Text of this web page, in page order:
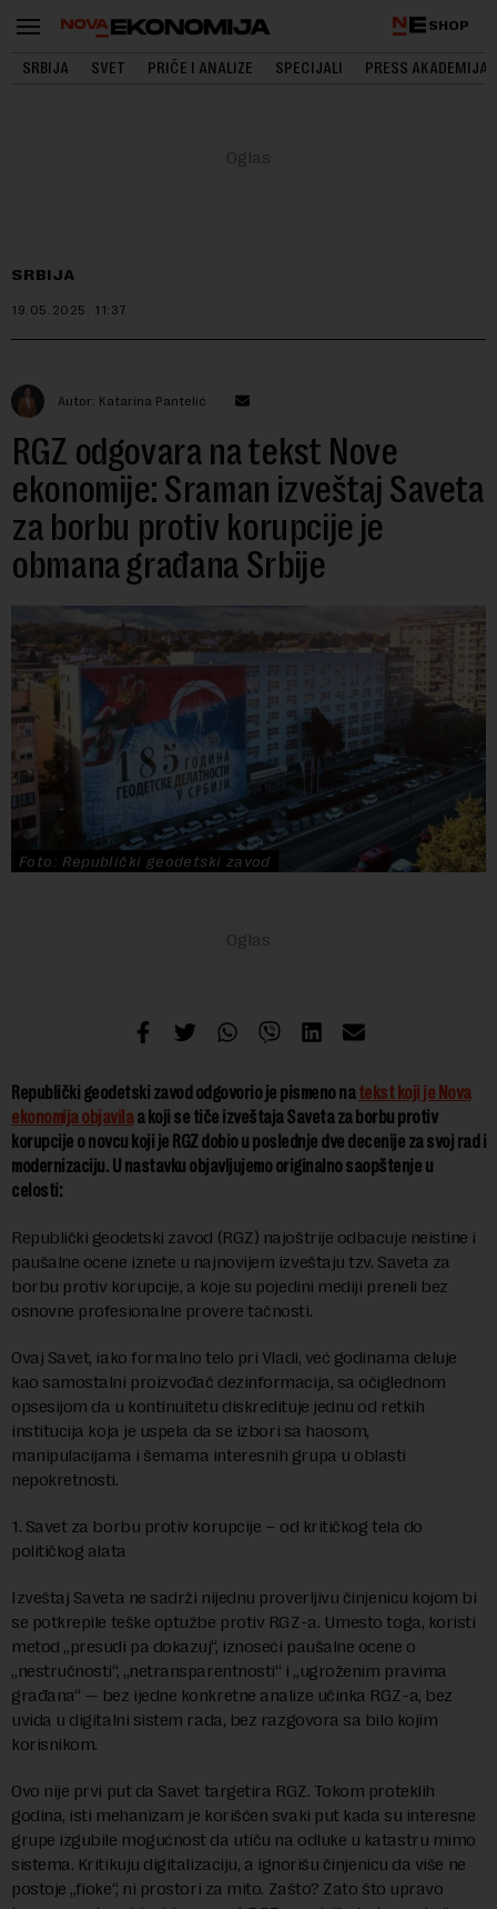
SHOP
SRBIJA SVET PRIČE I ANALIZE SPECIJALI PRESS AKADEMIJA
SRBIJA
19.05.2025. 11:37
Autor: Katarina Pantelić
RGZ odgovara na tekst Nove
ekonomije: Sraman izveštaj Saveta
za borbu protiv korupcije je
obmana građana Srbije
Foto: Republički geodetski zavod
Republički geodetski zavod odgovorio je pismeno natekst koji je Nova
ekonomija objavilaa koji se tiče izveštaja Saveta za borbu protiv
korupcije o novcu koji je RGZ dobio u poslednje dve decenije za svoj rad i
modernizaciju. U nastavku objavljujemo originalno saopštenje u
celosti:
Republički geodetski zavod (RGZ) najoštrije odbacuje neistine i
paušalne ocene iznete u najnovijem izveštaju tzv. Saveta za
borbu protiv korupcije, a koje su pojedini mediji preneli bez
osnovne profesionalne provere tačnosti.
Ovaj Savet, iako formalno telo pri Vladi, već godinama deluje
kao samostalni proizvođač dezinformacija, sa očiglednom
opsesijom da u kontinuitetu diskredituje jednu od retkih
institucija koja je uspela da se izbori sa haosom,
manipulacijama i šemama interesnih grupa u oblasti
nepokretnosti.
1. Savet za borbu protiv korupcije – od kritičkog tela do
političkog alata
Izveštaj Saveta ne sadrži nijednu proverljivu činjenicu kojom bi
se potkrepile teške optužbe protiv RGZ-a. Umesto toga, koristi
metod „presudi pa dokazuj“, iznoseći paušalne ocene o
„nestručnosti“, „netransparentnosti“ i „ugroženim pravima
građana“ — bez ijedne konkretne analize učinka RGZ-a, bez
uvida u digitalni sistem rada, bez razgovora sa bilo kojim
korisnikom.
Ovo nije prvi put da Savet targetira RGZ. Tokom proteklih
godina, isti mehanizam je korišćen svaki put kada su interesne
grupe izgubile mogućnost da utiču na odluke u katastru mimo
sistema. Kritikuju digitalizaciju, a ignorišu činjenicu da više ne
postoje „fioke“, ni prostori za mito. Zašto? Zato što upravo